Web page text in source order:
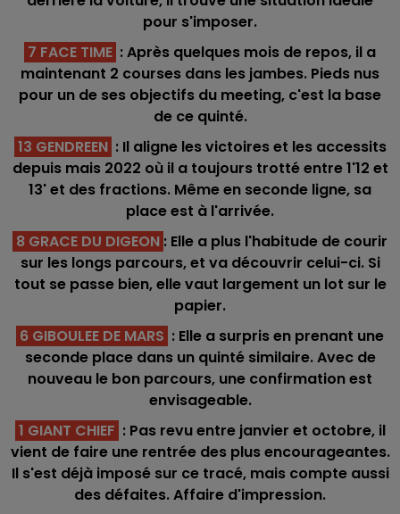
pour s'imposer.
7 FACE TIME :Après quelques mois de repos, il a
maintenant 2 courses dans les jambes. Pieds nus
pour un de ses objectifs du meeting, c'est la base
de ce quinté.
13 GENDREEN : Il aligne les victoires et les accessits
depuis mais 2022 où il a toujours trotté entre 1'12 et
13' et des fractions. Même en seconde ligne, sa
place est à l'arrivée.
8 GRACE DU DIGEON : Elle a plus l'habitude de courir
sur les longs parcours, et va découvrir celui-ci. Si
tout se passe bien, elle vaut largement un lot sur le
papier.
6 GIBOULEE DE MARS : Elle a surpris en prenant une
seconde place dans un quinté similaire. Avec de
nouveau le bon parcours, une confirmation est
envisageable.
1 GIANT CHIEF : Pas revu entre janvier et octobre, il
vient de faire une rentrée des plus encourageantes.
Il s'est déjà imposé sur ce tracé, mais compte aussi
des défaites. Affaire d'impression.